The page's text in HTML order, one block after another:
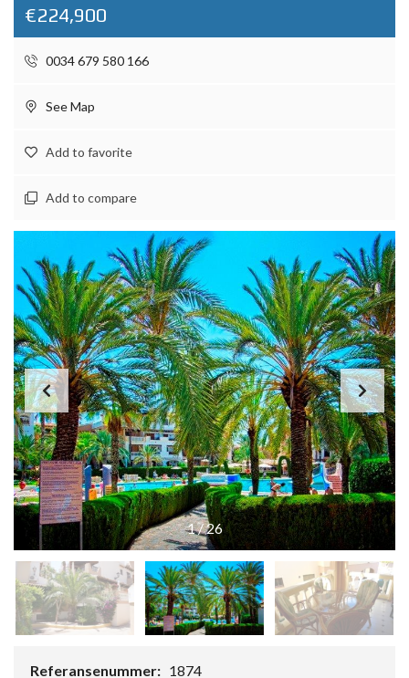
€224,900
0034 679 580 166
See Map
Add to favorite
Add to compare
1/26
Referansenummer: 1874